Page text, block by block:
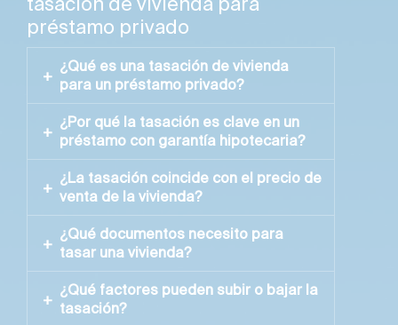
préstamo privado
¿Qué es una tasación de vivienda
para un préstamo privado?
Es un informe profesional que estima el
valor real de una vivienda con criterios
objetivos de mercado. En unpréstamo
privado, la tasación sirve para calcular
cuánto capital puede obtenerse usando el
inmueble como garantía.
¿Por qué la tasación es clave en un
préstamo con garantía hipotecaria?
Porque marca el margen real de
financiación. En unpréstamo con garantía
hipotecaria, el valor tasado ayuda a definir
el importe máximo, el riesgo de la
operación, el plazo y una estructura de
devolución coherente.
¿La tasación coincide con el precio de
venta de la vivienda?
No siempre. El precio de venta puede
depender de expectativas o negociación.
según comparables reales, ubicación,
estado, superficie, cargas y liquidez del
¿Qué documentos necesito para
tasar una vivienda?
Conviene preparar nota simple actualizada,
escritura de propiedad, referencia
¿Qué factores pueden subir o bajar la
tasación?